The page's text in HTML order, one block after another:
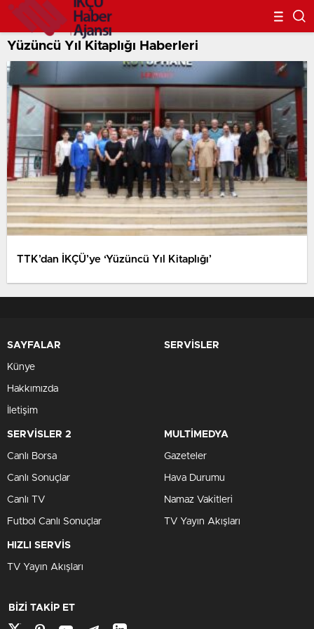
Yüzüncü Yıl Kitaplığı Haberleri
TTK’dan İKÇÜ’ye ‘Yüzüncü Yıl Kitaplığı’
SAYFALAR
Künye
Hakkımızda
İletişim
SERVİSLER
SERVİSLER 2
Canlı Borsa
Canlı Sonuçlar
Canlı TV
Futbol Canlı Sonuçlar
MULTİMEDYA
Gazeteler
Hava Durumu
Namaz Vakitleri
TV Yayın Akışları
HIZLI SERVİS
TV Yayın Akışları
BİZİ TAKİP ET